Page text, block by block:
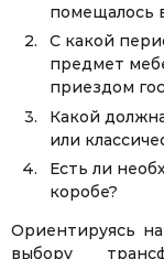
помещалось
С какой
предмет
приездом
Какой
или
Есть ли
коробе?
Ориентируясь
выбору